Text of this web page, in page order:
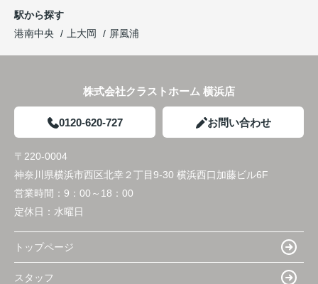
駅から探す
港南中央
上大岡 屏風浦
株式会社クラストホーム 横浜店
0120-620-727 お問い合わせ
〒220-0004
神奈川県横浜市西区北幸２丁目9-30 横浜西口加藤ビル6F
営業時間： 9：00～18：00
定休日： 水曜日
トップページ
スタッフ